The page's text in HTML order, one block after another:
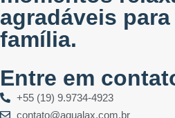
agradáveis
família.
Entre em
+55 (19) 9.9734-4923
contato@aqualax.com.br